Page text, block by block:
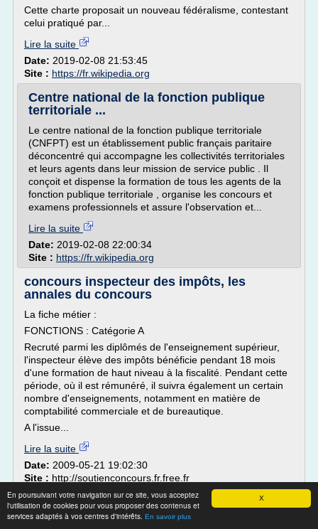
X
En poursuivant votre navigation sur ce site, vous acceptez
l'utilisation de cookies pour vous proposer des contenus et
services adaptés à vos centres d'intérêts. En savoir plus
Cette charte proposait un nouveau fédéralisme, contestant
celui pratiqué par...
Lire la suite
Date: 2019-02-08 21:53:45
Site : https://fr.wikipedia.org
Centre national de la fonction publique
territoriale ...
Le centre national de la fonction publique territoriale
(CNFPT) est un établissement public français paritaire
déconcentré qui accompagne les collectivités territoriales
et leurs agents dans leur mission de service public . Il
conçoit et dispense la formation de tous les agents de la
fonction publique territoriale , organise les concours et
examens professionnels et assure l'observation et...
Lire la suite
Date: 2019-02-08 22:00:34
Site : https://fr.wikipedia.org
concours inspecteur des impôts, les
annales du concours
La fiche métier :
FONCTIONS : Catégorie A
Recruté parmi les diplômés de l'enseignement supérieur,
l'inspecteur élève des impôts bénéficie pendant 18 mois
d'une formation de haut niveau à la fiscalité. Pendant cette
période, où il est rémunéré, il suivra également un certain
nombre d'enseignements, notamment en matière de
comptabilité commerciale et de bureautique.
A l'issue...
Lire la suite
Date: 2009-05-21 19:02:30
Site : http://soutienconcours.fr.free.fr
COMMUNIQUE DU CONSEIL DES
MINISTRES DU VENDREDI 20 AVRIL 2018